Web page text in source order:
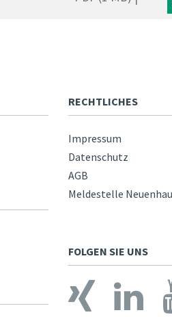
RECHTLICHES
Impressum
Datenschutz
AGB
Meldestelle
FOLGEN SIE UNS